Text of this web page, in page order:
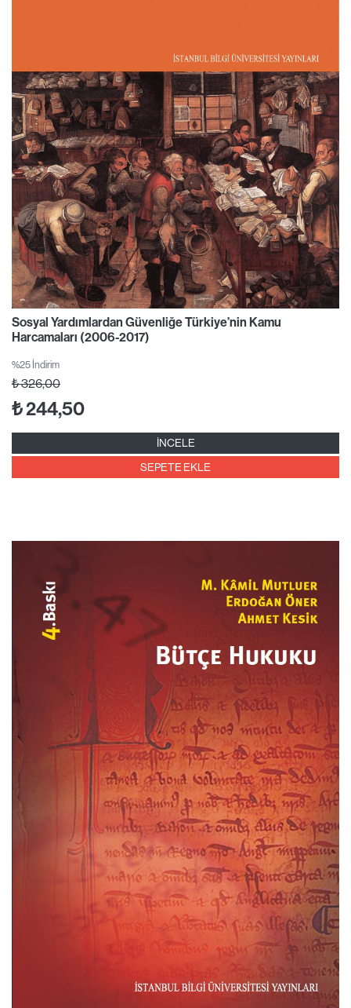
Sosyal Yardımlardan Güvenliğe Türkiye’nin Kamu
Harcamaları (2006-2017)
%25 İndirim
₺326,00
₺244,50
İNCELE
SEPETE EKLE